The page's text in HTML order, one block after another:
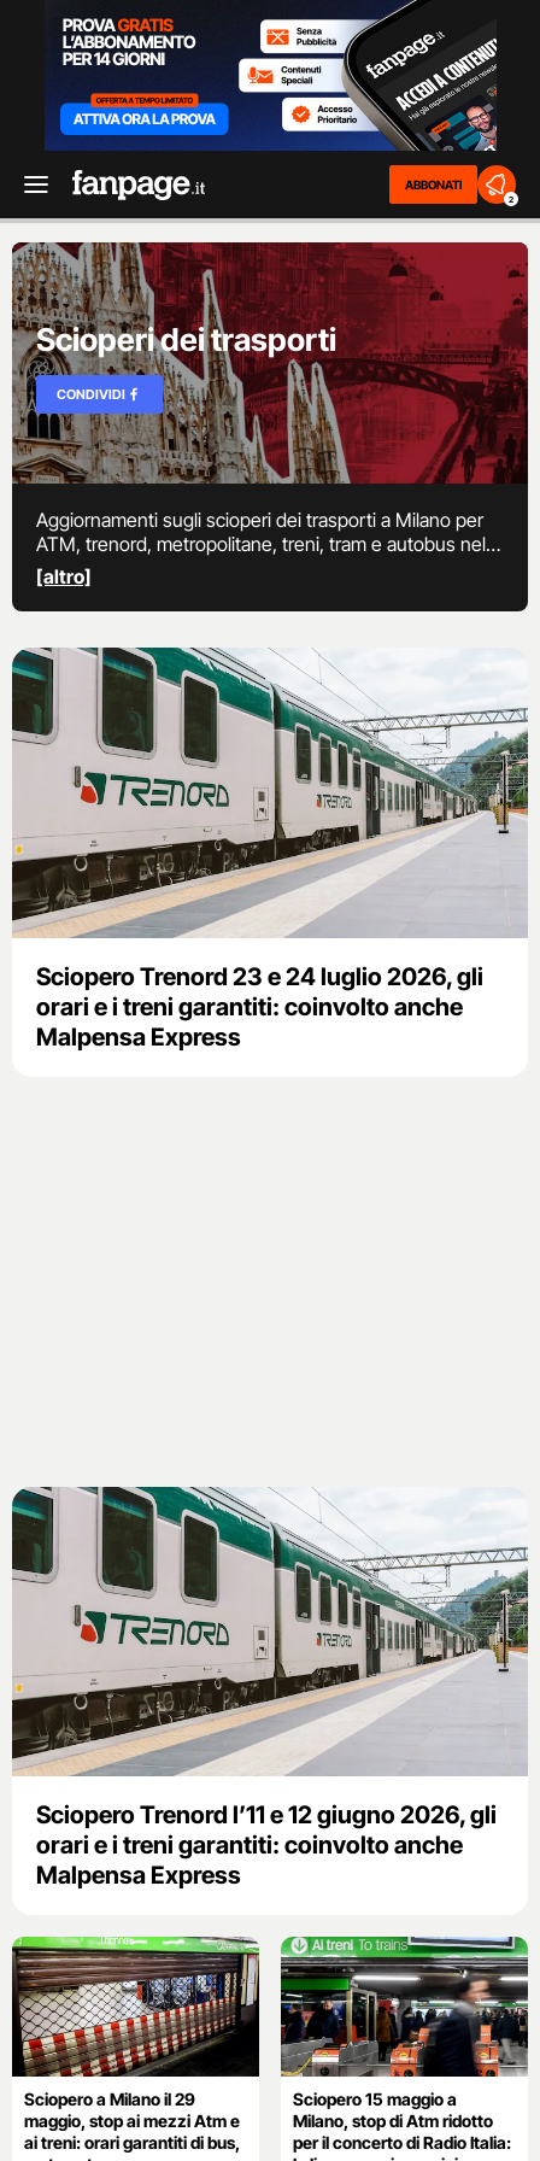
ABBONATI
2
Scioperi dei trasporti
CONDIVIDI
Aggiornamenti sugli scioperi dei trasporti a Milano per
ATM, trenord, metropolitane, treni, tram e autobus nel
capoluogo lombardo e nel resto della Lombardia. Le
informazioni su orari e fasce garantite, date e
motivazioni delle proteste sindacali nel settore dei
[altro]
Sciopero Trenord 23 e 24 luglio 2026, gli
orari e i treni garantiti: coinvolto anche
Malpensa Express
Sciopero Trenord l’11 e 12 giugno 2026, gli
orari e i treni garantiti: coinvolto anche
Malpensa Express
Sciopero a Milano il 29
maggio, stop ai mezzi Atm e
ai treni: orari garantiti di bus,
Sciopero 15 maggio a
Milano, stop di Atm ridotto
per il concerto di Radio Italia: